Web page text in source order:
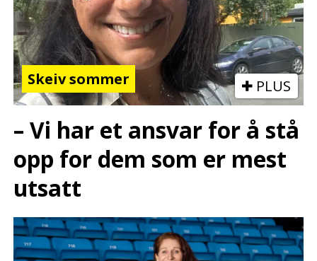
Skeiv sommer PLUS
– Vi har et ansvar for å stå
opp for dem som er mest
utsatt